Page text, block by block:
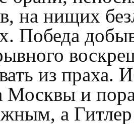
на нищих
Победа
из праха.
Москвы и
а